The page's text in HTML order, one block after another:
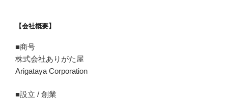
【会社概要】
■商号
株式会社ありがた屋
Arigataya Corporation
■設立 / 創業